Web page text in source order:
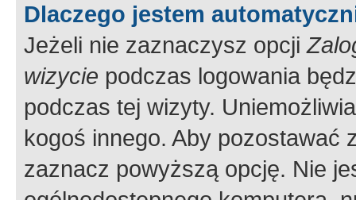
Dlaczego jestem
Jeżeli nie zaznaczysz opcji
wizycie podczas logowania
podczas tej wizyty.
kogoś innego. Aby pozostawać
zaznacz powyższą opcję. Nie